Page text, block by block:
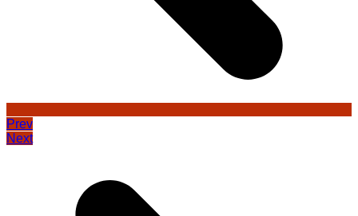
Prev
Next